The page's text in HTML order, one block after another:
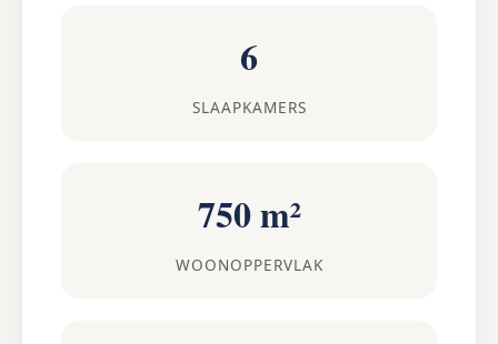
6
SLAAPKAMERS
750 m²
WOONOPPERVLAK